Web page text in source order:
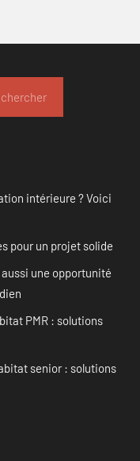
intérieure ? Voici
pour un projet solide
une opportunité
PMR : solutions
senior : solutions